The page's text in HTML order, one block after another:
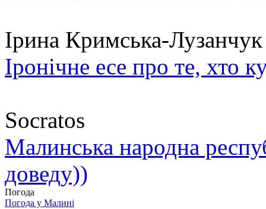
Ірина Кримська-Лузанчук
Іронічне есе про те, хто
Socratos
Малинська народна
доведу))
Погода
Погода у Малині